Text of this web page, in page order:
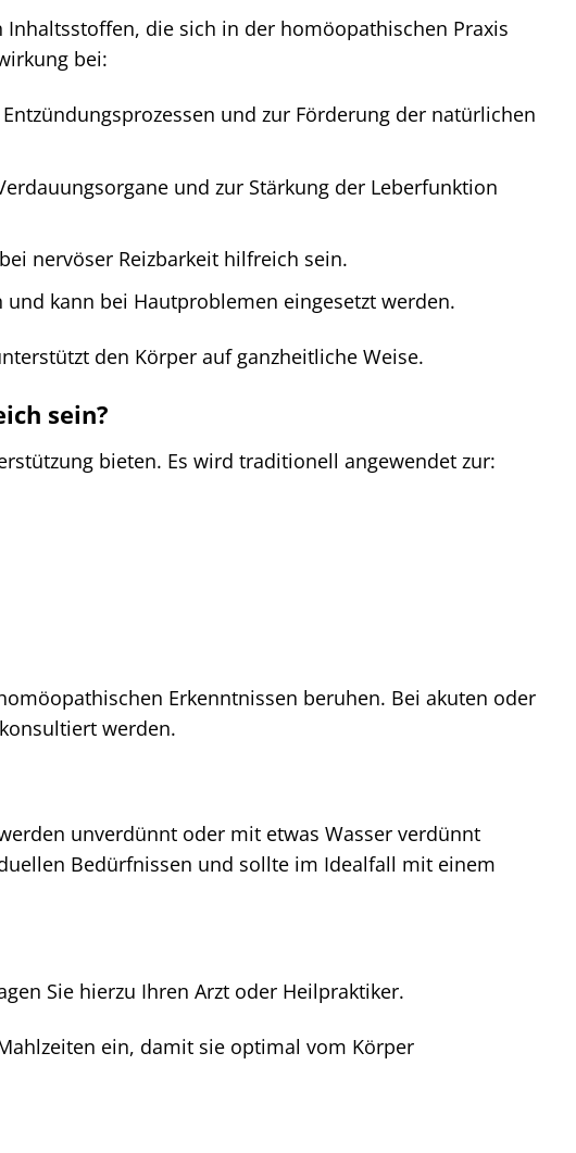
die sich in der homöopathischen Praxis
bei:
und zur Förderung der natürlichen
und zur Stärkung der Leberfunktion
nervöser Reizbarkeit hilfreich sein.
kann bei Hautproblemen eingesetzt werden.
den Körper auf ganzheitliche Weise.
sein?
bieten. Es wird traditionell angewendet zur:
Erkenntnissen beruhen. Bei akuten oder
werden.
unverdünnt oder mit etwas Wasser verdünnt
Bedürfnissen und sollte im Idealfall mit einem
Sie hierzu Ihren Arzt oder Heilpraktiker.
ein, damit sie optimal vom Körper